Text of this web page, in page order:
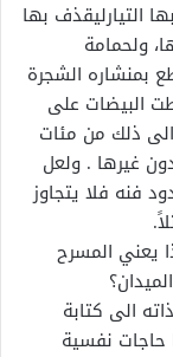
التيارليقذف بها
ولحمامة
بمنشاره الشجرة
البيضات على
ذلك من مئات
غيرها . ولعل
فنه فلا يتجاوز
يعني المسرح
الى كتابة
حاجات نفسية